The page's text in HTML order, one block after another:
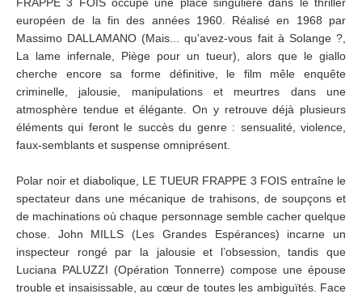
européen de la fin des années 1960. Réalisé en 1968 par
Massimo DALLAMANO (Mais... qu'avez-vous fait à Solange ?,
La lame infernale, Piège pour un tueur), alors que le giallo
cherche encore sa forme définitive, le film mêle enquête
criminelle, jalousie, manipulations et meurtres dans une
atmosphère tendue et élégante. On y retrouve déjà plusieurs
éléments qui feront le succès du genre : sensualité, violence,
faux-semblants et suspense omniprésent.
Polar noir et diabolique, LE TUEUR FRAPPE 3 FOIS entraîne le
spectateur dans une mécanique de trahisons, de soupçons et
de machinations où chaque personnage semble cacher quelque
chose. John MILLS (Les Grandes Espérances) incarne un
inspecteur rongé par la jalousie et l’obsession, tandis que
Luciana PALUZZI (Opération Tonnerre) compose une épouse
trouble et insaisissable, au cœur de toutes les ambiguïtés. Face